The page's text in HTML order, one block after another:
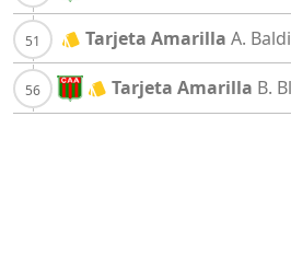
Tarjeta Amarilla A. Baldi
Tarjeta Amarilla B.